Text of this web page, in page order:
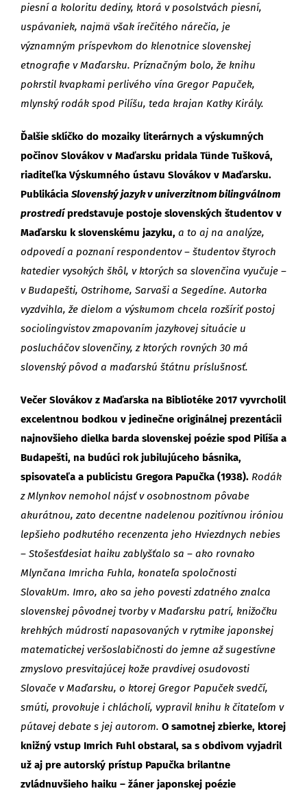
piesní a koloritu dediny, ktorá v posolstvách piesní,
uspávaniek, najmä však írečitého nárečia, je
významným príspevkom do klenotnice slovenskej
etnografie v Maďarsku. Príznačným bolo, že knihu
pokrstil kvapkami perlivého vína Gregor Papuček,
mlynský rodák spod Pilíšu, teda krajan Katky Király.
Ďalšie sklíčko do mozaiky literárnych a výskumných
počinov Slovákov v Maďarsku pridala Tünde Tušková,
riaditeľka Výskumného ústavu Slovákov v Maďarsku.
Publikácia Slovenský jazyk v univerzitnom bilingválnom
prostredípredstavuje postoje slovenských študentov v
Maďarsku k slovenskému jazyku, a to aj na analýze,
odpovedí a poznaní respondentov – študentov štyroch
katedier vysokých škôl, v ktorých sa slovenčina vyučuje –
v Budapešti, Ostrihome, Sarvaši a Segedíne. Autorka
vyzdvihla, že dielom a výskumom chcela rozšíriť postoj
sociolingvistov zmapovaním jazykovej situácie u
poslucháčov slovenčiny, z ktorých rovných 30 má
slovenský pôvod a maďarskú štátnu príslušnosť.
Večer Slovákov z Maďarska na Bibliotéke 2017 vyvrcholil
excelentnou bodkou v jedinečne originálnej prezentácii
najnovšieho dielka barda slovenskej poézie spod Pilíša a
Budapešti, na budúci rok jubilujúceho básnika,
spisovateľa a publicistu Gregora Papučka (1938). Rodák
z Mlynkov nemohol nájsť v osobnostnom pôvabe
akurátnou, zato decentne nadelenou pozitívnou iróniou
lepšieho podkutého recenzenta jeho Hviezdnych nebies
– Stošesťdesiat haiku zablyšťalo sa – ako rovnako
Mlynčana Imricha Fuhla, konateľa spoločnosti
SlovakUm. Imro, ako sa jeho povesti zdatného znalca
slovenskej pôvodnej tvorby v Maďarsku patrí, knižočku
krehkých múdrostí napasovaných v rytmike japonskej
matematickej veršoslabičnosti do jemne až sugestívne
zmyslovo presvitajúcej kože pravdivej osudovosti
Slovače v Maďarsku, o ktorej Gregor Papuček svedčí,
smúti, provokuje i chlácholí, vypravil knihu k čitateľom v
pútavej debate s jej autorom. O samotnej zbierke, ktorej
knižný vstup Imrich Fuhl obstaral, sa s obdivom vyjadril
už aj pre autorský prístup Papučka brilantne
zvládnuvšieho haiku – žáner japonskej poézie